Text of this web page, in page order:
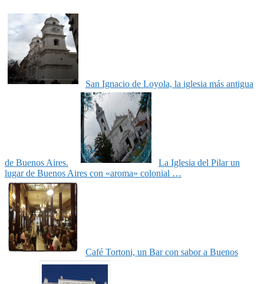
San Ignacio de Loyola, la iglesia más antigua
de Buenos Aires.
La Iglesia del Pilar un
lugar de Buenos Aires con «aroma» colonial …
Café Tortoni, un Bar con sabor a Buenos